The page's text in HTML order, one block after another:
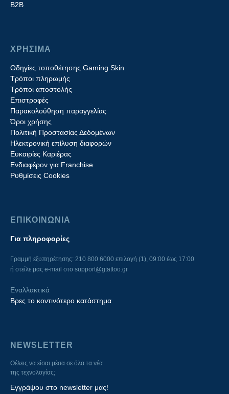
Β2B
ΧΡΗΣΙΜΑ
Οδηγίες τοποθέτησης Gaming Skin
Τρόποι πληρωμής
Τρόποι αποστολής
Επιστροφές
Παρακολούθηση παραγγελίας
Όροι χρήσης
Πολιτική Προστασίας Δεδομένων
Ηλεκτρονική επίλυση διαφορών
Ευκαιρίες Καριέρας
Ενδιαφέρον για Franchise
Ρυθμίσεις Cookies
ΕΠΙΚΟΙΝΩΝΙΑ
Για πληροφορίες
Γραμμή εξυπηρέτησης: 210 800 6000 επιλογή (1), 09:00 έως 17:00
ή στείλε μας e-mail στο support@gtattoo.gr
Εναλλακτικά
Βρες το κοντινότερο κατάστημα
NEWSLETTER
Θέλεις να είσαι μέσα σε όλα τα νέα
της τεχνολογίας;
Εγγράψου στο newsletter μας!